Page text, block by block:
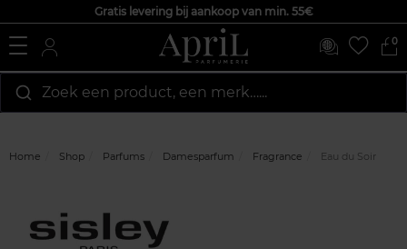
Gratis levering bij aankoop van min. 55€
0
Zoek een product, een merk…...
Home Shop Parfums Damesparfum Fragrance Eau du Soir